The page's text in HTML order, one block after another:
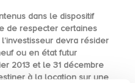
dans le dispositif
de respecter certaines
devra résider
ou en état futur
2013 et le 31 décembre
à la location sur une